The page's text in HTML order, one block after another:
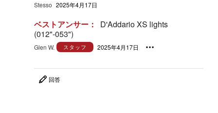
Stesso 2025年4月17日
ベストアンサー：
D'Addario XS lights
(012"-053")
Glen W. スタッフ 2025年4月17日
回答